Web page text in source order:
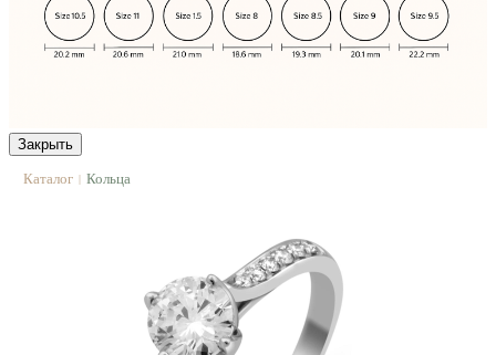
Закрыть
Каталог | Кольца